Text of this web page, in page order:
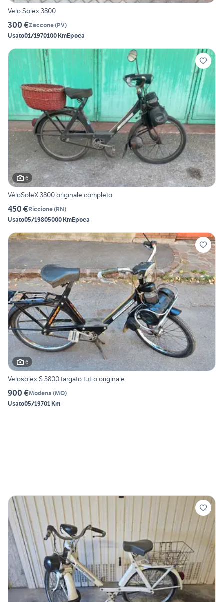
Velo Solex 3800
300 €Zeccone(PV)
Usato01/1970100 KmEpoca
6
VéloSoleX 3800 originale completo
450 €Riccione(RN)
Usato05/19805000 KmEpoca
6
Velosolex S 3800 targato tutto originale
900 €Modena (MO)
Usato05/19701 Km